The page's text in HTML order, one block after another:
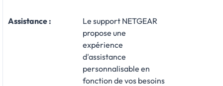
Assistance :
Le support NETGEAR
propose une
expérience
d'assistance
personnalisable en
fonction de vos besoins